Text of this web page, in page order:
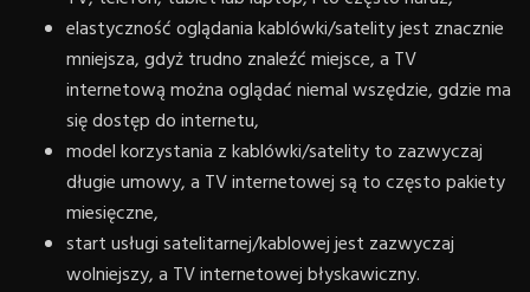
elastyczność oglądania kablówki/satelity jest znacznie
mniejsza, gdyż trudno znaleźć miejsce, a TV
internetową można oglądać niemal wszędzie, gdzie ma
się dostęp do internetu,
model korzystania z kablówki/satelity to zazwyczaj
długie umowy, a TV internetowej są to często pakiety
miesięczne,
start usługi satelitarnej/kablowej jest zazwyczaj
wolniejszy, a TV internetowej błyskawiczny.